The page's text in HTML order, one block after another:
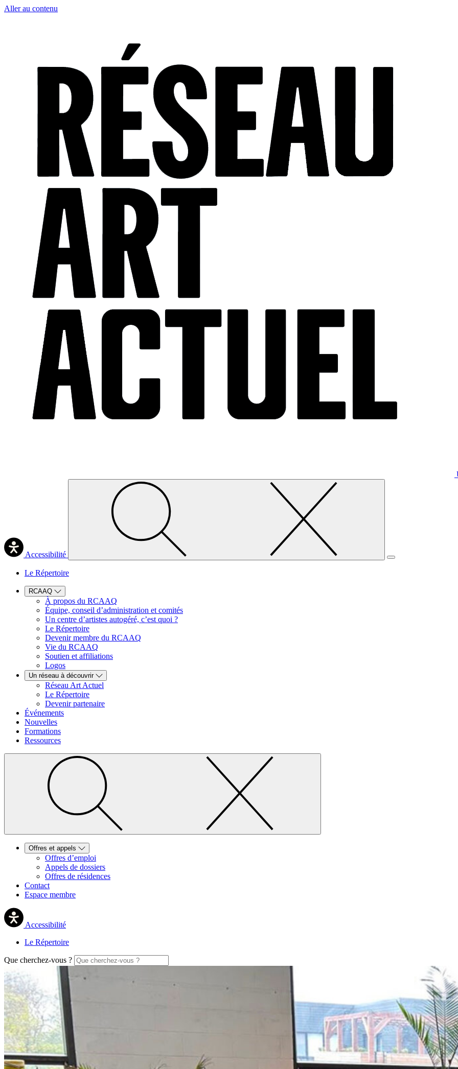
Aller au contenu
Accessibilité
Le Répertoire
RCAAQ
À propos du RCAAQ
Équipe, conseil d’administration et comités
Un centre d’artistes autogéré, c’est quoi ?
Le Répertoire
Devenir membre du RCAAQ
Vie du RCAAQ
Soutien et affiliations
Logos
Un réseau à découvrir
Réseau Art Actuel
Le Répertoire
Devenir partenaire
Événements
Nouvelles
Formations
Ressources
Offres et appels
Offres d’emploi
Appels de dossiers
Offres de résidences
Contact
Espace membre
Accessibilité
Le Répertoire
Que cherchez-vous ?